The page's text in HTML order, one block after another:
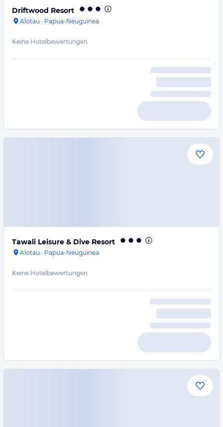
Driftwood Resort
Alotau · Papua-Neuguinea
Keine Hotelbewertungen
Tawali Leisure & Dive Resort
Alotau · Papua-Neuguinea
Keine Hotelbewertungen